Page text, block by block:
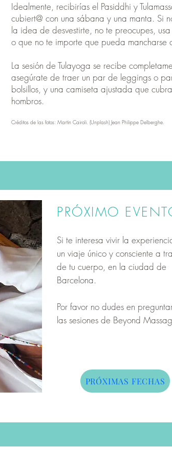
Idealmente, recibirías el Pasiddhi y
cubiert@ con una sábana y una manta. Si
la idea de desvestirte, no te preocupes,
o que no te importe que pueda mancharse
La sesión de Tulayoga se recibe
asegúrate de traer un par de leggings o
bolsillos, y una camiseta ajustada que
hombros.
Créditos de las fotos: Martin Cairoli. (Unplash) Jean Philippe Delberghe.
PRÓXIMO
Si te interesa vivir la
un viaje único y consciente a
de tu cuerpo, en la ciudad de
Barcelona.
Por favor no dudes en
las sesiones de Beyond
PRÓXIMAS FECHAS